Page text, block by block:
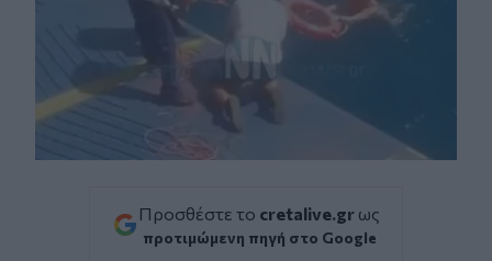
Προσθέστε το cretalive.gr ως
προτιμώμενη πηγή στο Google